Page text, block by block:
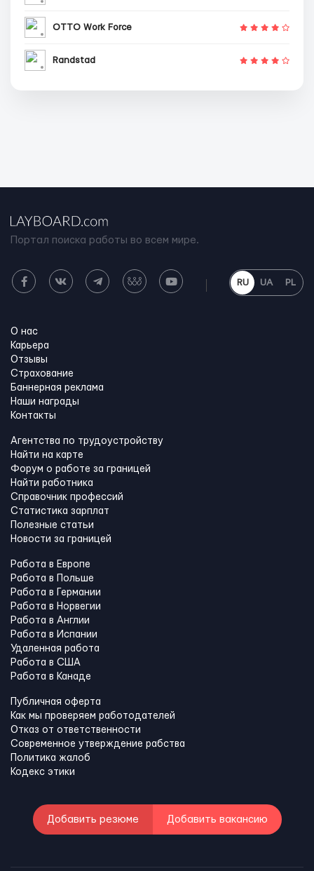
OTTO Work Force
Randstad
Портал поиска работы во всем мире.
RU UA PL
О нас
Карьера
Отзывы
Страхование
Баннерная реклама
Наши награды
Контакты
Агентства по трудоустройству
Найти на карте
Форум о работе за границей
Найти работника
Справочник профессий
Статистика зарплат
Полезные статьи
Новости за границей
Работа в Европе
Работа в Польше
Работа в Германии
Работа в Норвегии
Работа в Англии
Работа в Испании
Удаленная работа
Работа в США
Работа в Канадe
Публичная оферта
Как мы проверяем работодателей
Отказ от ответственности
Современное утверждение рабства
Политика жалоб
Кодекс этики
Добавить резюме Добавить вакансию